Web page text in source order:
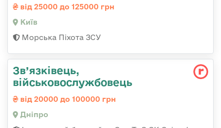
від 25000 до 125000 грн
Київ
Морська Піхота ЗСУ
Зв’язківець,
військовослужбовець
від 20000 до 100000 грн
Дніпро